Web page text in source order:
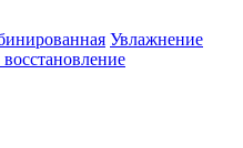
Увлажнение